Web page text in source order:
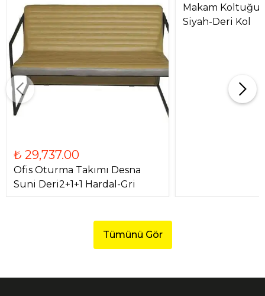
₺ 29,737.00
Ofis Oturma Takımı Desna
Suni Deri2+1+1 Hardal-Gri
Makam Koltuğu
Siyah-Deri Kol
Tümünü Gör